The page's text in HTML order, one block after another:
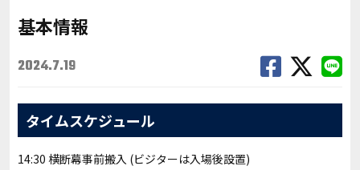
基本情報
2024.7.19
タイムスケジュール
14:30 横断幕事前搬入 (ビジターは入場後設置)